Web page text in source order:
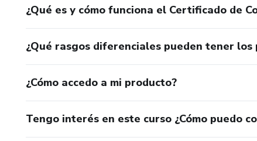
¿Qué es y cómo funciona el Certificado de
¿Qué rasgos diferenciales pueden tener los
¿Cómo accedo a mi producto?
Tengo interés en este curso ¿Cómo puedo